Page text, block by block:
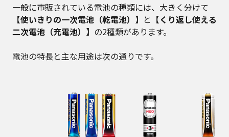
一般に市販されている電池の種類には、大きく分けて
【使いきりの一次電池（乾電池）】 と 【くり返し使える
二次電池（充電池）】 の2種類があります。
電池の特長と主な用途は次の通りです。